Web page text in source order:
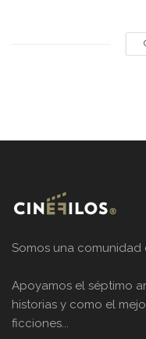
Somos una comunidad
Apoyamos el séptimo
historias y como el
ficciones...